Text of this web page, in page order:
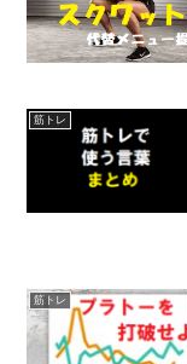
筋トレ
筋トレ